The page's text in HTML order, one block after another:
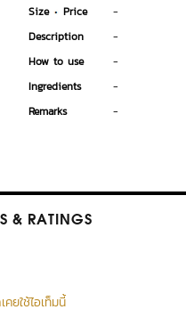
Size Price
-
Description
-
How to use
-
Ingredients
-
Remarks
-
& RATINGS
ยใช้ไอเท็มนี้